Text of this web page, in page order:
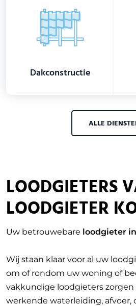
Dakconstructie
ALLE
LOODGIETERS
LOODGIETER
Uw betrouwebare loodgieter in
Wij staan klaar voor al uw
om of rondom uw woning of
vakkundige loodgieters zorgen
werkende waterleiding, afvoer,